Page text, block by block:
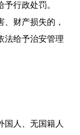
行政处罚。
财产损失的，
法给予治安管理
人、无国籍人